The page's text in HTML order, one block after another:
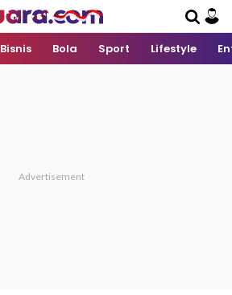
Bisnis Bola Sport Lifestyle